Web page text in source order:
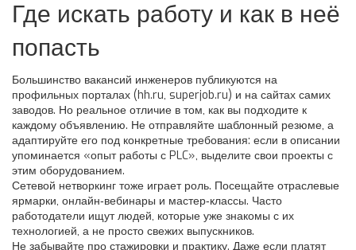
Где искать работу и как в неё
попасть
Большинство вакансий инженеров публикуются на
профильных порталах (hh.ru, superjob.ru) и на сайтах самих
заводов. Но реальное отличие в том, как вы подходите к
каждому объявлению. Не отправляйте шаблонный резюме, а
адаптируйте его под конкретные требования: если в описании
упоминается «опыт работы с PLC», выделите свои проекты с
этим оборудованием.
Сетевой нетворкинг тоже играет роль. Посещайте отраслевые
ярмарки, онлайн‑вебинары и мастер‑классы. Часто
работодатели ищут людей, которые уже знакомы с их
технологией, а не просто свежих выпускников.
Не забывайте про стажировки и практику. Даже если платят